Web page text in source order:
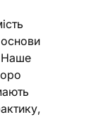
Наше